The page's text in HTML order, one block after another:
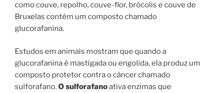
como couve, repolho, couve-flor, brócolis e couve de
Bruxelas contêm um composto chamado
glucorafanina.
Estudos em animais mostram que quando a
glucorafanina é mastigada ou engolida, ela produz um
composto protetor contra o câncer chamado
sulforafano.O sulforafanoativa enzimas que